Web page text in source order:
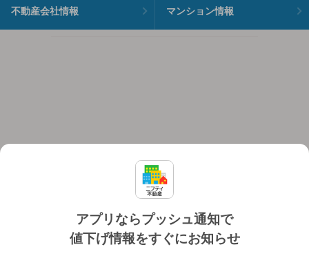
アプリならプッシュ通知で
値下げ情報をすぐにお知らせ
不動産会社情報 マンション情報
個人情報保護ポリシー 利用規約